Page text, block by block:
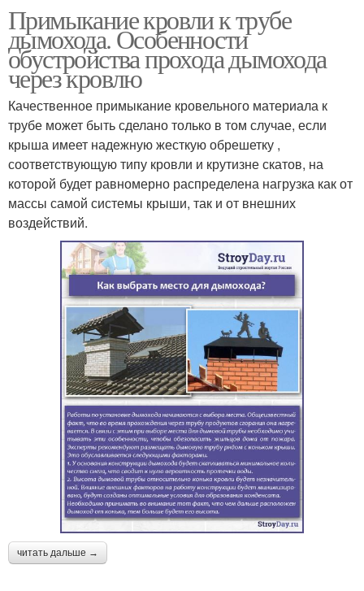
Примыкание кровли к трубе
дымохода. Особенности
обустройства прохода дымохода
через кровлю
Качественное примыкание кровельного материала к
трубе может быть сделано только в том случае, если
крыша имеет надежную жесткую обрешетку ,
соответствующую типу кровли и крутизне скатов, на
которой будет равномерно распределена нагрузка как от
массы самой системы крыши, так и от внешних
воздействий.
читать дальше →